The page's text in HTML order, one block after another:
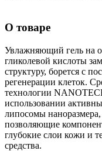
О товаре
Увлажняющий гель на
гликолевой кислоты
структуру, борется с
регенерации клеток.
технологии
использовании
липосомы
позволяющие
глубокие слои кожи и
средства.